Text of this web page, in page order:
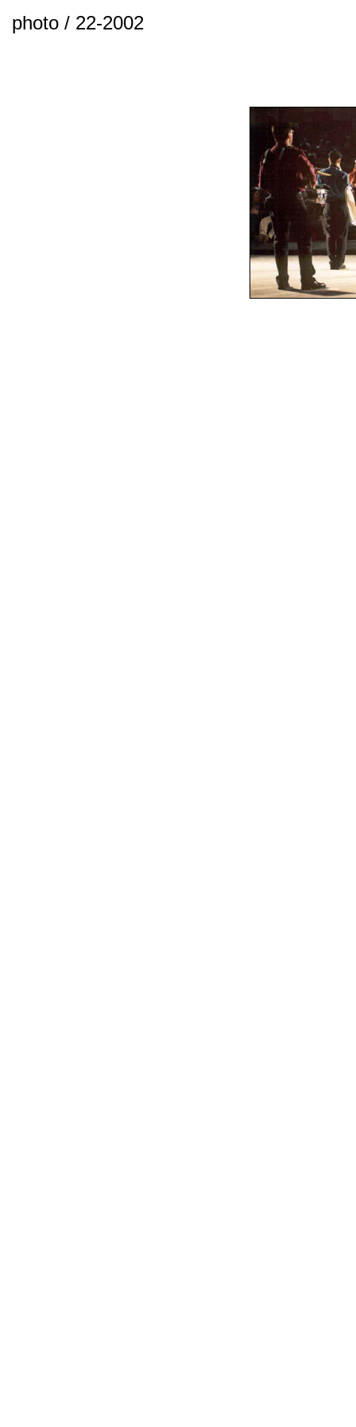
photo / 22-2002